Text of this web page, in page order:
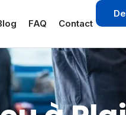
FAQ Contact